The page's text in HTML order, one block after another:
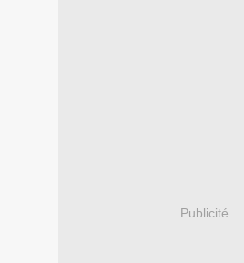
Publicité